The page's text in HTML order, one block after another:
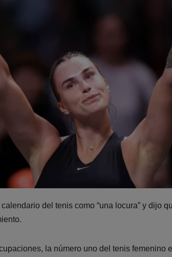
del tenis como “una locura” y dijo
la número uno del tenis femenino